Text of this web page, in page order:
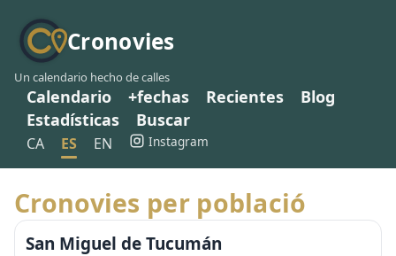
Cronovies
Un calendario hecho de calles
Calendario +fechas Recientes
Blog
Estadísticas
Buscar
CA ES EN Instagram
Cronovies per població
San Miguel de Tucumán